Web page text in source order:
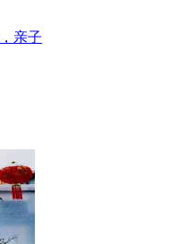
，亲子